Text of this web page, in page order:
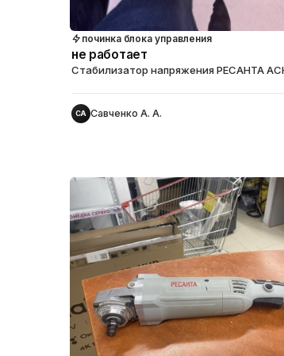
починка блока управления
не работает
Стабилизатор напряжения РЕСАНТА
СА Савченко А. А.